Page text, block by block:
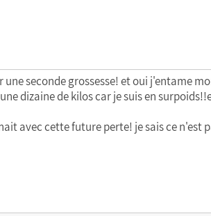
seconde grossesse! et oui j'entame
dizaine de kilos car je suis en
avec cette future perte! je sais ce n'est